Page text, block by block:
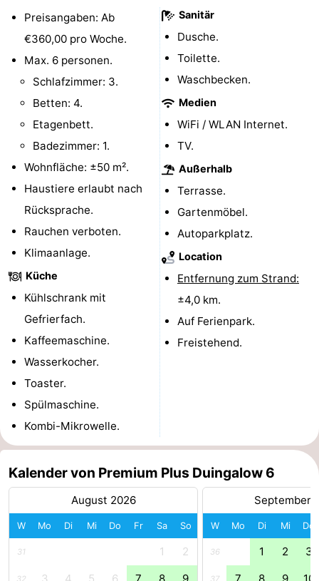
Hollands
Duin
Noordwijk
Katwijk
-
Den
Haag
Rotterdam
Rockanje
Zeeland
Schouwen-
Duiveland
Renesse
-
Brouwershaven
-
Bruinisse
Zierikzee
-
Natur
Oosterschelde
Burgh
Haamstede
-
Natur
Kop
Schouwen
Wetter
Kontakt
Preisangaben: Ab
€360,00 pro Woche.
Max. 6 personen.
Schlafzimmer: 3.
Betten: 4.
Etagenbett.
Badezimmer: 1.
Wohnfläche: ±50 m².
Haustiere erlaubt nach
Rücksprache.
Rauchen verboten.
Klimaanlage.
Küche
Kühlschrank mit
Gefrierfach.
Kaffeemaschine.
Wasserkocher.
Toaster.
Spülmaschine.
Kombi-Mikrowelle.
Sanitär
Dusche.
Toilette.
Waschbecken.
Medien
WiFi / WLAN Internet.
TV.
Außerhalb
Terrasse.
Gartenmöbel.
Autoparkplatz.
Location
Entfernung zum Strand:
±4,0 km.
Auf Ferienpark.
Freistehend.
Kalender von Premium Plus Duingalow 6
August 2026
W Mo Di Mi Do Fr Sa So
31 1 2
32
September
W Mo Di Mi Do
36 1 2 3
37